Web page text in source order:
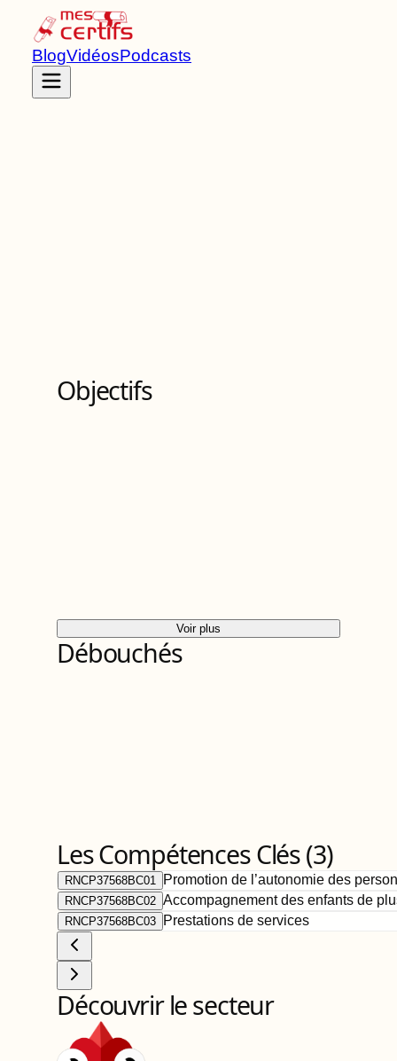
BlogVidéosPodcasts
Objectifs
Voir plus
Débouchés
Les Compétences Clés (3)
RNCP37568BC01 Promotion de l’autonomie des
RNCP37568BC02 Accompagnement des enfants de
RNCP37568BC03 Prestations de services
Découvrir le secteur